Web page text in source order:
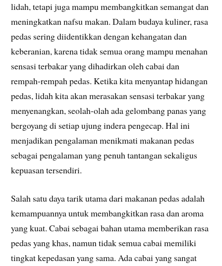
lidah, tetapi juga mampu membangkitkan semangat dan
meningkatkan nafsu makan. Dalam budaya kuliner, rasa
pedas sering diidentikkan dengan kehangatan dan
keberanian, karena tidak semua orang mampu menahan
sensasi terbakar yang dihadirkan oleh cabai dan
rempah-rempah pedas. Ketika kita menyantap hidangan
pedas, lidah kita akan merasakan sensasi terbakar yang
menyenangkan, seolah-olah ada gelombang panas yang
bergoyang di setiap ujung indera pengecap. Hal ini
menjadikan pengalaman menikmati makanan pedas
sebagai pengalaman yang penuh tantangan sekaligus
kepuasan tersendiri.
Salah satu daya tarik utama dari makanan pedas adalah
kemampuannya untuk membangkitkan rasa dan aroma
yang kuat. Cabai sebagai bahan utama memberikan rasa
pedas yang khas, namun tidak semua cabai memiliki
tingkat kepedasan yang sama. Ada cabai yang sangat